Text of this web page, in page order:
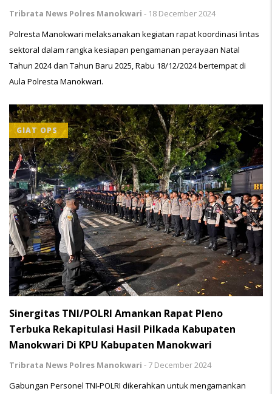
Tribrata News Polres Manokwari - 18 December 2024
Polresta Manokwari melaksanakan kegiatan rapat koordinasi lintas
sektoral dalam rangka kesiapan pengamanan perayaan Natal
Tahun 2024 dan Tahun Baru 2025, Rabu 18/12/2024 bertempat di
Aula Polresta Manokwari.
GIAT OPS
Sinergitas TNI/POLRI Amankan Rapat Pleno
Terbuka Rekapitulasi Hasil Pilkada Kabupaten
Manokwari Di KPU Kabupaten Manokwari
Tribrata News Polres Manokwari - 7 December 2024
Gabungan Personel TNI-POLRI dikerahkan untuk mengamankan